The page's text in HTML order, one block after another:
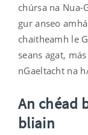
chúrsa na Nua-
gur anseo
chaitheamh le
seans agat,
nGaeltacht na
An chéad
bliain